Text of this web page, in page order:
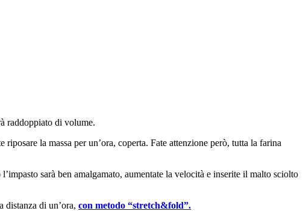
raddoppiato di volume.
la massa per un’ora, coperta. Fate attenzione però, tutta la farina
sarà ben amalgamato, aumentate la velocità e inserite il malto sciolto
distanza di un’ora, con metodo “stretch&fold”.